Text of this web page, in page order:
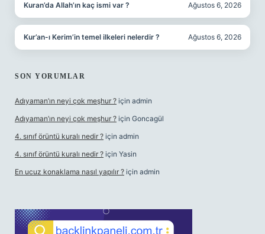
Kuran’da Allah’ın kaç ismi var ? Ağustos 6, 2026
Kur’an-ı Kerim’in temel ilkeleri nelerdir ? Ağustos 6, 2026
SON YORUMLAR
Adıyaman’ın neyi çok meşhur ? için admin
Adıyaman’ın neyi çok meşhur ? için Goncagül
4. sınıf örüntü kuralı nedir ? için admin
4. sınıf örüntü kuralı nedir ? için Yasin
En ucuz konaklama nasıl yapılır ? için admin